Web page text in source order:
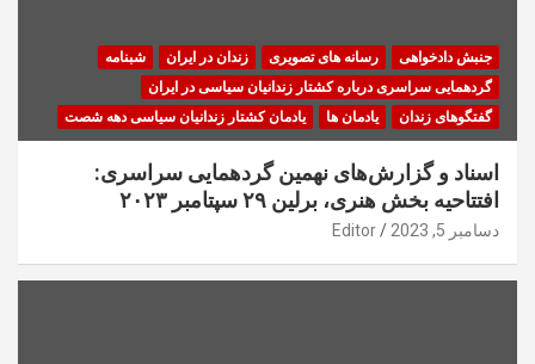
جنبش دادخواهی رسانه های تصویری زندان در ایران
شبنامه
گردهمایی سراسری درباره کشتار زندانیان سیاسی در ایران
گفتگوهای زندان
یادمان ها یادمان کشتار زندانیان سیاسی دهه شصت
اسناد و گزارش‌های نهمین گردهمایی سراسری:
افتتاحیه بخش هنری، برلین ۲۹ سپتامبر ۲۰۲۳
دسامبر 5, 2023 Editor